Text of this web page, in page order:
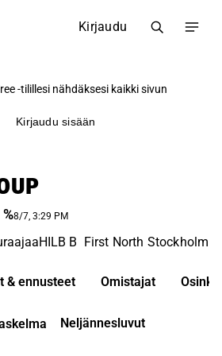
Kirjaudu
-tilillesi nähdäksesi kaikki sivun
Kirjaudu sisään
%8/7, 3:29 PM
HILB B First North Stockholm
& ennusteet Omistajat Osinko
Neljännesluvut